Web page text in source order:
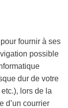
fournir à ses
possible
dur de votre
lors de la
d’un courrier